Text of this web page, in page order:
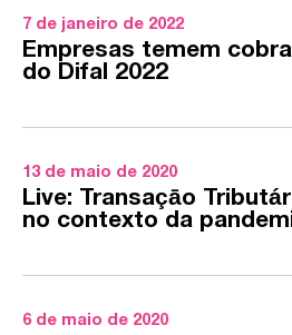
7 de janeiro de 2022
Empresas temem
do Difal 2022
13 de maio de 2020
Live: Transaçāo
no contexto da
6 de maio de 2020